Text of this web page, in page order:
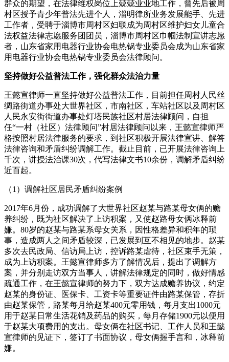
群众的期望，在法律维权岗位上兢兢业业地工作，曾先后被周
村区授予青少年普法先进个人，淄明律所业务发展能手、先进
工作者，受聘于淄博市周村区妇联成为周村区维护妇女儿童合
法权益法律志愿服务团团员，淄博市周村区巾帼法制宣讲志愿
者，山东省家用电器行业协会电热锅专业委员会成为山东省家
用电器行业协会电热锅专业委员会法律顾问。
坚持做好公益普法工作，强化群众法治力量
王懿宣律师一直坚持做好公益普法工作，目前担任周村人民丝
绸路街道办事处大世界社区，市南社区，车站社区以及周村区
人民永安街街道办事处灯塔民族社区村居法律顾问，自担
任“一村（社区）法律顾问”村居法律顾问以来，王懿宣律师严
格按照村居法律服务的要求，到社区积极开展法律宣讲、解答
法律咨询和矛盾纠纷调解工作。截止目前，已开展法律咨询上
千次，讲授法治课30次，代写法律文书10余份，调解矛盾纠纷
近百起。
（1）调解社区居民矛盾纠纷案例
2017年6月份，成功调解了大世界社区赵某与路某母女俩的赡
养纠纷，既为社区解决了上访积案，又使赵路母女俩冰释前
嫌。80岁的赵某与路某系母女关系，因性格差异和积年的琐
事，造成两人之间矛盾较深，已发展到互不相见的地步。赵某
多次去民政局、信访局上访，控诉路某虐待，社区束手无策，
成为上访积案。王懿宣律师多方了解情况后，提出了调解方
案，并分别走访双方当事人，讲解法律规定的同时，做好情感
疏通工作，在王懿宣律师的努力下，双方达成赡养协议，约定
赵某的身份证、医保卡、工资卡等重要证件由路某保管，存折
由赵某保管，路某每月给赵某400元零用钱，每月支出1000元
用于赵某日常生活花销及药品的购买，每月存储1900元以便用
于赵某大项费用的支出。母女俩在社区书记、工作人员和王懿
宣律师的见证下，签订了书面协议，母女俩握手言和，冰释前
嫌。